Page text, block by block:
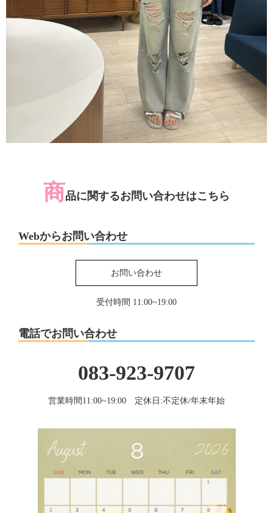
商品に関するお問い合わせはこちら
Webからお問い合わせ
お問い合わせ
受付時間 11:00~19:00
電話でお問い合わせ
083-923-9707
営業時間11:00~19:00 定休日:不定休/年末年始